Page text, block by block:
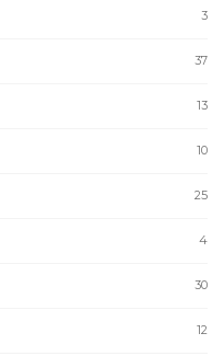
3
37
13
10
25
4
30
12